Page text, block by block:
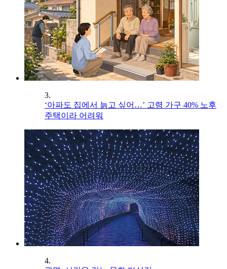
3.
‘아파도 집에서 늙고 싶어…’ 고령 가구 40% 노후
주택이라 어려워
4.